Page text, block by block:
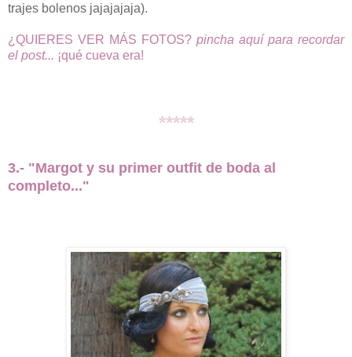
trajes bolenos jajajajaja).
¿QUIERES VER MÁS FOTOS? pincha aquí para recordar
el post... ¡qué cueva era!
*****
3.- "Margot y su primer outfit de boda al
completo..."